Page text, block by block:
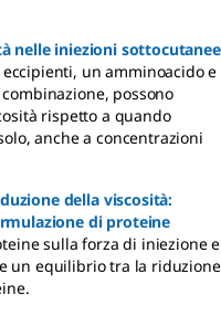
nelle iniezioni sottocutanee
un amminoacido e
possono
rispetto a quando
anche a concentrazioni
della viscosità:
di proteine
sulla forza di iniezione e
un equilibrio tra la riduzione